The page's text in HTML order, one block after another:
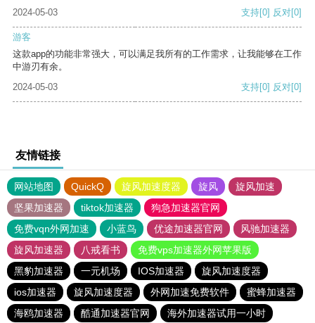
2024-05-03 支持[0] 反对[0]
游客
这款app的功能非常强大，可以满足我所有的工作需求，让我能够在工作
中游刃有余。
2024-05-03
支持[0] 反对[0]
友情链接
网站地图 QuickQ 旋风加速度器 旋风
旋风加速
坚果加速器
tiktok加速器
狗急加速器官网
免费vqn外网加速
小蓝鸟 优途加速器官网
风驰加速器
旋风加速器
八戒看书
免费vps加速器外网苹果版
黑豹加速器
一元机场 IOS加速器
旋风加速度器
ios加速器
旋风加速度器 外网加速免费软件
蜜蜂加速器
海鸥加速器
酷通加速器官网 海外加速器试用一小时